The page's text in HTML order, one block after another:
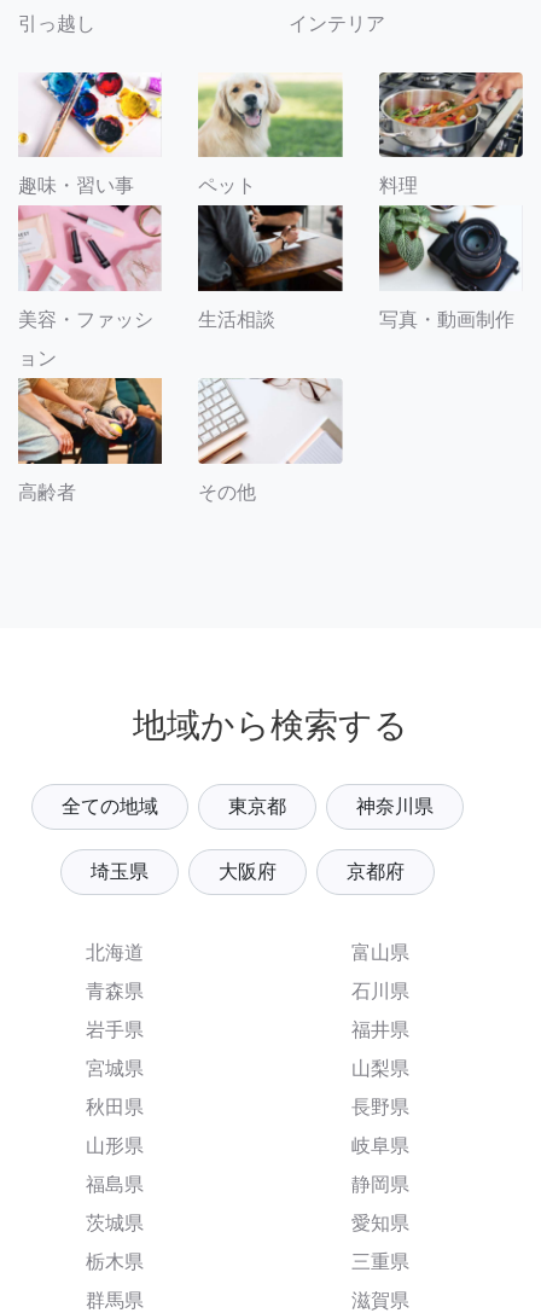
引っ越し インテリア
趣味・習い事 ペット 料理
美容・ファッシ
ョン
生活相談 写真・動画制作
高齢者 その他
地域から検索する
全ての地域 東京都 神奈川県
埼玉県 大阪府 京都府
北海道
青森県
岩手県
宮城県
秋田県
山形県
福島県
茨城県
栃木県
群馬県
富山県
石川県
福井県
山梨県
長野県
岐阜県
静岡県
愛知県
三重県
滋賀県